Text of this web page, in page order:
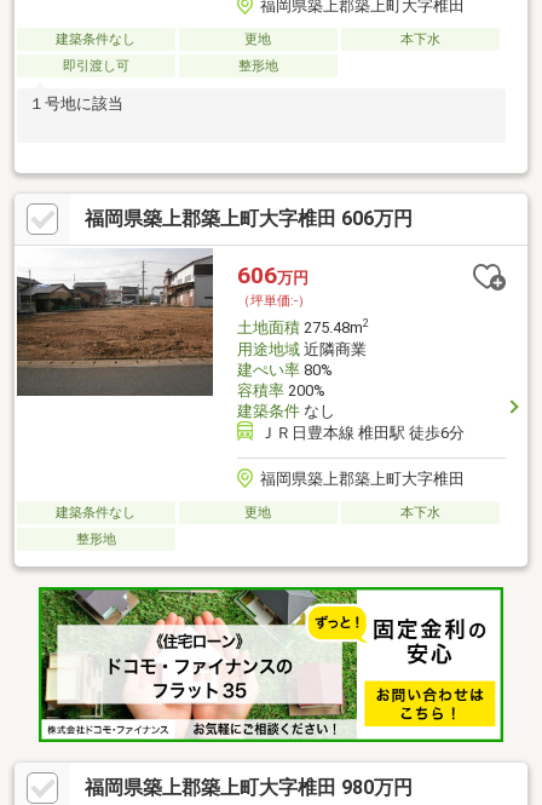
福岡県築上郡築上町大字椎田
建築条件なし 更地
本下水
即引渡し可
整形地
１号地に該当
福岡県築上郡築上町大字椎田 606万円
606万円
（坪単価:-）
土地面積275.48m2
用途地域近隣商業
建ぺい率80%
容積率200%
建築条件なし
ＪＲ日豊本線 椎田駅 徒歩6分
福岡県築上郡築上町大字椎田
建築条件なし 更地
本下水
整形地
福岡県築上郡築上町大字椎田 980万円